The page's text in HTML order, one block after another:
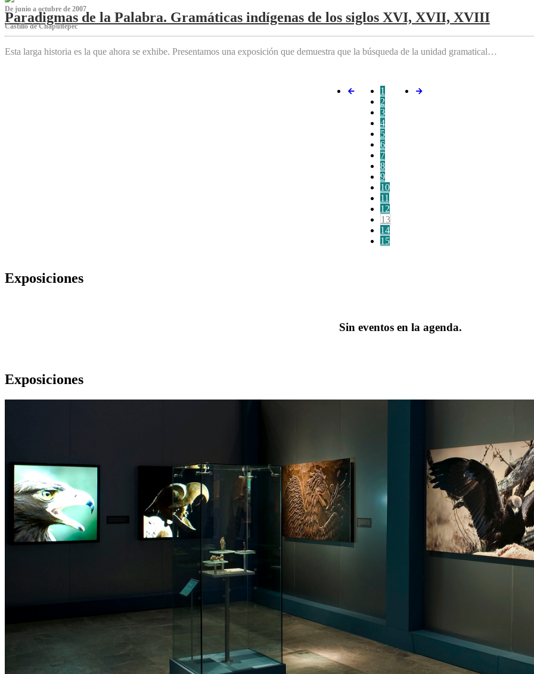
De junio a octubre de 2007
Paradigmas de la Palabra. Gramáticas indígenas de los siglos XVI, XVII, XVIII
Castillo de Chapultepec
Esta larga historia es la que ahora se exhibe. Presentamos una exposición que demuestra que la búsqueda de la unidad gramatical…
1
2
3
4
5
6
7
8
9
10
11
12
13
14
15
Exposiciones
Sin eventos en la agenda.
Exposiciones